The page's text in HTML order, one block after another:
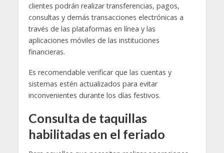
clientes podrán realizar transferencias, pagos,
consultas y demás transacciones electrónicas a
través de las plataformas en línea y las
aplicaciones móviles de las instituciones
financieras.
Es recomendable verificar que las cuentas y
sistemas estén actualizados para evitar
inconvenientes durante los días festivos.
Consulta de taquillas
habilitadas en el feriado